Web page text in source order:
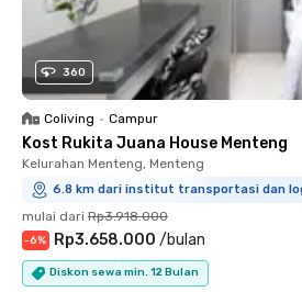
360
Coliving • Campur
Kost Rukita Juana House Menteng
Kelurahan Menteng, Menteng
6.8 km dari institut transportasi dan
mulai dari Rp3.918.000
-6% Rp3.658.000 /bulan
Diskon sewa min. 12 Bulan